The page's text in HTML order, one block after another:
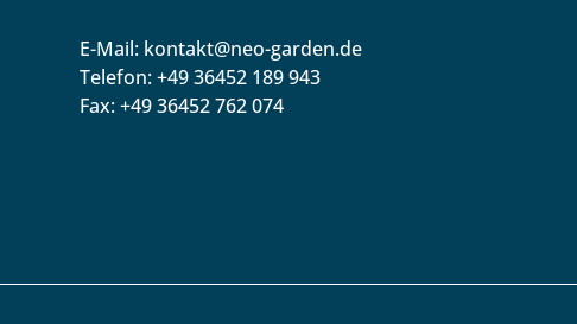
E-Mail: kontakt@neo-garden.de
Telefon: +49 36452 189 943
Fax: +49 36452 762 074